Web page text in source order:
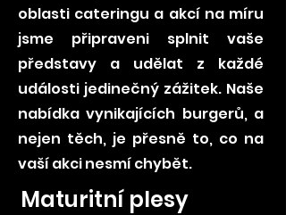
oblasti cateringu a akcí na míru
jsme připraveni splnit vaše
představy a udělat z každé
události jedinečný zážitek. Naše
nabídka vynikajících burgerů, a
nejen těch, je přesně to, co na
vaší akci nesmí chybět.
Maturitní plesy